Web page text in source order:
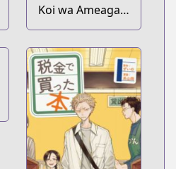
Koi wa Ameagari
no You ni